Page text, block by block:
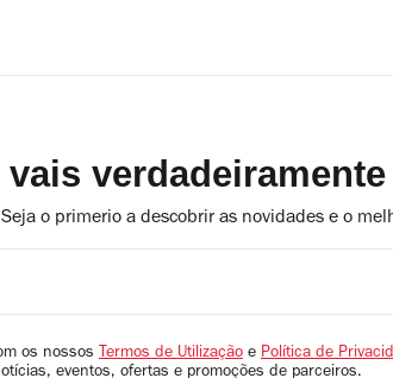
verdadeiramente
o primerio a descobrir as novidades e o
os nossos Termos de Utilização e Política de
eventos, ofertas e promoções de parceiros.